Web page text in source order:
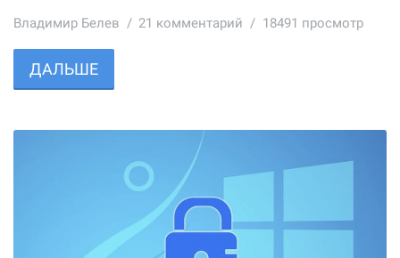
Владимир Белев 21 комментарий 18491 просмотр
ДАЛЬШЕ